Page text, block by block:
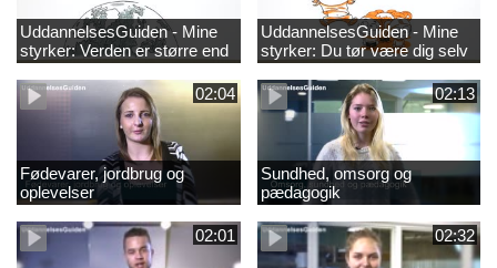
UddannelsesGuiden - Mine
styrker: Verden er større end
dig og du bidrager til den
UddannelsesGuiden - Mine
styrker: Du tør være dig selv
02:04
Fødevarer, jordbrug og
oplevelser
02:13
Sundhed, omsorg og
pædagogik
02:01 02:32